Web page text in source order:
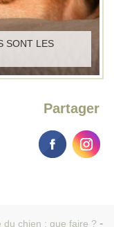
SONT LES
Partager
du chien : que faire ?